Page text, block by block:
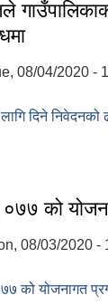
08/04/2020 -
लागि दिने निवेदनको
को
08/03/2020 -
को योजनागत